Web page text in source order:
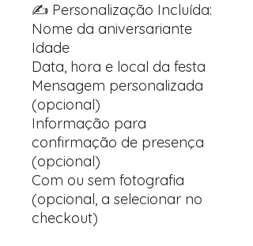
✍️ Personalização Incluída:
Nome da aniversariante
Idade
Data, hora e local da festa
Mensagem personalizada
(opcional)
Informação para
confirmação de presença
(opcional)
Com ou sem fotografia
(opcional, a selecionar no
checkout)